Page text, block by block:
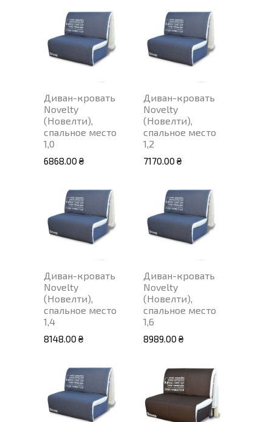
Диван-кровать
Novelty
(Новелти),
спальное место
1,0
6868.00 ₴
Диван-кровать
Novelty
(Новелти),
спальное место
1,2
7170.00 ₴
Диван-кровать
Novelty
(Новелти),
спальное место
1,4
8148.00 ₴
Диван-кровать
Novelty
(Новелти),
спальное место
1,6
8989.00 ₴